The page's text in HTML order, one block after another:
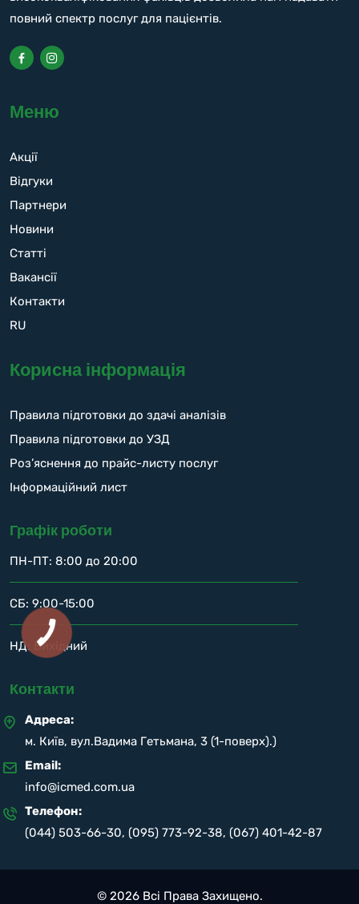
повний спектр послуг для пацієнтів.
Меню
Акції
Відгуки
Партнери
Новини
Статті
Вакансії
Контакти
RU
Корисна інформація
Правила підготовки до здачі аналізів
Правила підготовки до УЗД
Роз’яснення до прайс-листу послуг
Інформаційний лист
Графік роботи
ПН-ПТ: 8:00 до 20:00
СБ: 9:00-15:00
НД: Вихідний
Контакти
Адреса:
м. Київ, вул.Вадима Гетьмана, 3 (1-поверх).)
Email:
info@icmed.com.ua
Телефон:
(044) 503-66-30, (095) 773-92-38, (067) 401-42-87
© 2026 Всі Права Захищено.